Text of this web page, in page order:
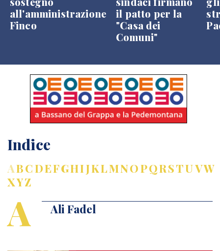
all'amministrazione
Finco
il patto per la
"Casa dei
Comuni"
Indice
ABCDEFGHIJKLMNOPQRSTUVW
XYZ
A Ali Fadel